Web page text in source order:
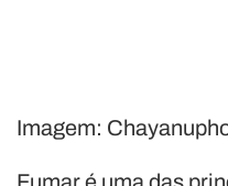
Imagem:
Fumar é uma das